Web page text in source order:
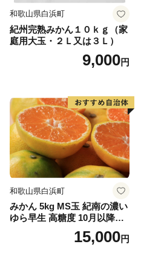
和歌山県白浜町
紀州完熟みかん１０ｋｇ（家
庭用大玉・２Ｌ又は３Ｌ）
9,000円
和歌山県白浜町
みかん 5kg MS玉 紀南の濃い
ゆら早生 高糖度 10月以降発
送 マルチ被覆栽培15,000円